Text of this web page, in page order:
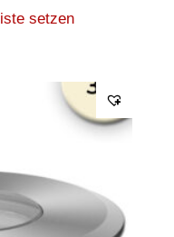
setzen